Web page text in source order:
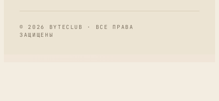
© 2026 BYTECLUB · ВСЕ ПРАВА
ЗАЩИЩЕНЫ